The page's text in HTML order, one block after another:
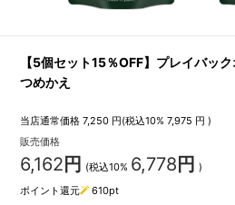
【5個セット15％OFF】プレイバッ
つめかえ
当店通常価格 7,250 円(税込10%7,975 円 )
販売価格
6,162 円 (税込10% 6,778 円 )
ポイント還元
610pt